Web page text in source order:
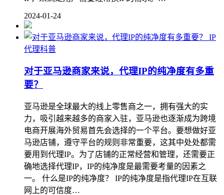
2024-01-24
IP
代理科普
对于亚马逊商家来说，代理IP的纯净度有多重
要？
亚马逊是全球最大的线上零售商之一，拥有强大的实
力，吸引越来越多的商家入驻，亚马逊也逐渐成为跨境
电商开展海外贸易首先会选择的一个平台。要想做好亚
马逊店铺，遵守平台的规则非常重要，这其中处处都需
要用到代理IP。为了店铺的正常经营和管理，还需要正
确地选择代理IP，IP的纯净度是最需要考量的因素之
一。 什么是IP的纯净度？ IP的纯净度是指代理IP在互联
网上的可信度…